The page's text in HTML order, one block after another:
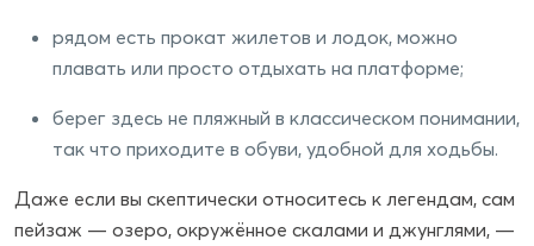
рядом есть прокат жилетов и лодок, можно
плавать или просто отдыхать на платформе;
берег здесь не пляжный в классическом понимании,
так что приходите в обуви, удобной для ходьбы.
Даже если вы скептически относитесь к легендам, сам
пейзаж — озеро, окружённое скалами и джунглями, —